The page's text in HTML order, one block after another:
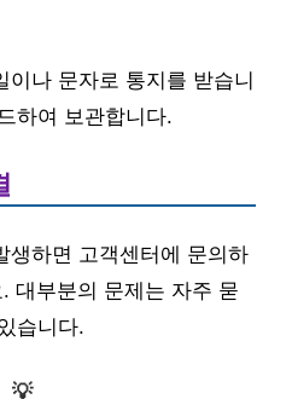
이나 문자로 통지를 받습니
하여 보관합니다.
생하면 고객센터에 문의하
대부분의 문제는 자주 묻
습니다.
💡